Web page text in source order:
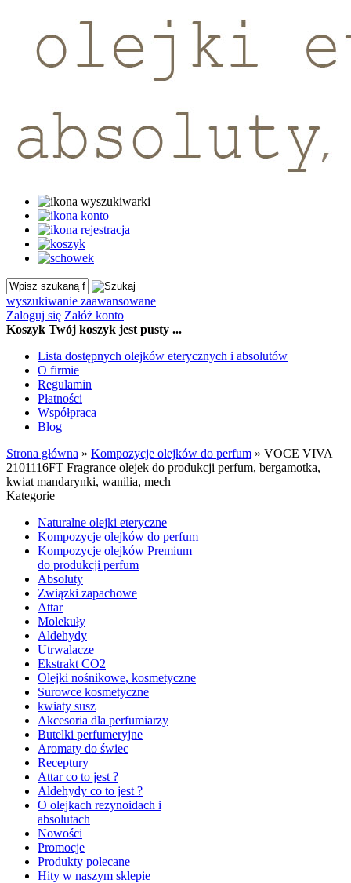
wyszukiwanie zaawansowane
Zaloguj się Załóż konto
Koszyk Twój koszyk jest pusty ...
Lista dostępnych olejków eterycznych i absolutów
O firmie
Regulamin
Płatności
Współpraca
Blog
Strona główna » Kompozycje olejków do perfum » VOCE VIVA
2101116FT Fragrance olejek do produkcji perfum, bergamotka,
kwiat mandarynki, wanilia, mech
Kategorie
Naturalne olejki eteryczne
Kompozycje olejków do perfum
Kompozycje olejków Premium
do produkcji perfum
Absoluty
Związki zapachowe
Attar
Molekuły
Aldehydy
Utrwalacze
Ekstrakt CO2
Olejki nośnikowe, kosmetyczne
Surowce kosmetyczne
kwiaty susz
Akcesoria dla perfumiarzy
Butelki perfumeryjne
Aromaty do świec
Receptury
Attar co to jest ?
Aldehydy co to jest ?
O olejkach rezynoidach i
absolutach
Nowości
Promocje
Produkty polecane
Hity w naszym sklepie